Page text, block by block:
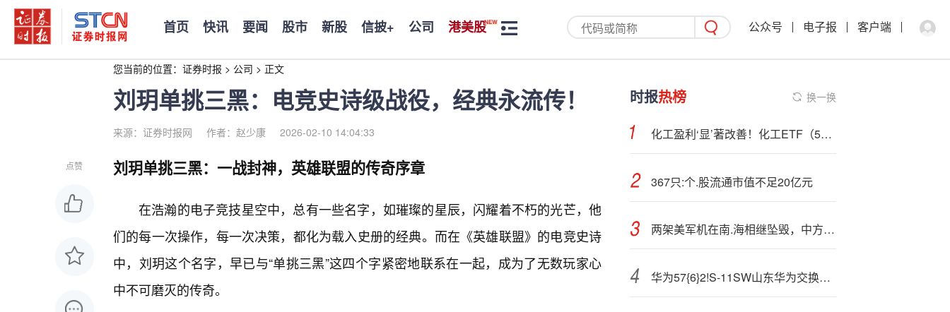
首页 快讯 要闻 股市 新股 信披+ 公司 港美股 公众号 电子报 客户端
您当前的位置： 证券时报 > 公司 > 正文
刘玥单挑三黑：电竞史诗级战役，经典永流传！
来源：证券时报网 作者：赵少康 2026-02-10 14:04:33
点赞 刘玥单挑三黑：一战封神，英雄联盟的传奇序章
在浩瀚的电子竞技星空中，总有一些名字，如璀璨的星辰，闪耀着不朽的光芒，他
们的每一次操作，每一次决策，都化为载入史册的经典。而在《英雄联盟》的电竞史诗
中，刘玥这个名字，早已与“单挑三黑”这四个字紧密地联系在一起，成为了无数玩家心
中不可磨灭的传奇。
时报热榜 换一换
化工盈利‘显’著改善！化工ETF（516020）拉升1%！机构：供给侧优化+技术优势或重塑全球格局
367只:个.股流通市值不足20亿元
两架美军机在南.海相继坠毁，中方!表态
华为57{6}2!S-11SW山东华为交换机销售中心现货